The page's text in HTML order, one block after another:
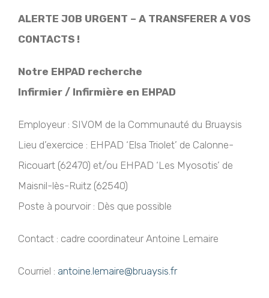
ALERTE JOB URGENT – A TRANSFERER A VOS
CONTACTS !
Notre EHPAD recherche
Infirmier / Infirmière en EHPAD
Employeur : SIVOM de la Communauté du Bruaysis
Lieu d’exercice : EHPAD ‘Elsa Triolet’ de Calonne-
Ricouart (62470) et/ou EHPAD ‘Les Myosotis’ de
Maisnil-lès-Ruitz (62540)
Poste à pourvoir : Dès que possible
Contact : cadre coordinateur Antoine Lemaire
Courriel : antoine.lemaire@bruaysis.fr